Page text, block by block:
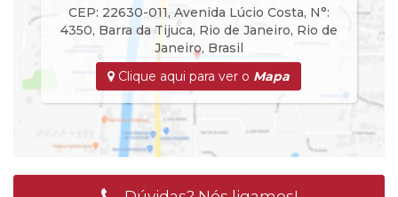
CEP: 22630-011, Avenida Lúcio Costa, N°:
4350, Barra da Tijuca, Rio de Janeiro, Rio de
Janeiro, Brasil
Clique aqui para ver o Mapa